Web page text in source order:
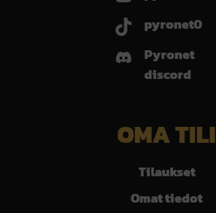
pyronet0
Pyronet
discord
OMA TILI
Tilaukset
Omat tiedot